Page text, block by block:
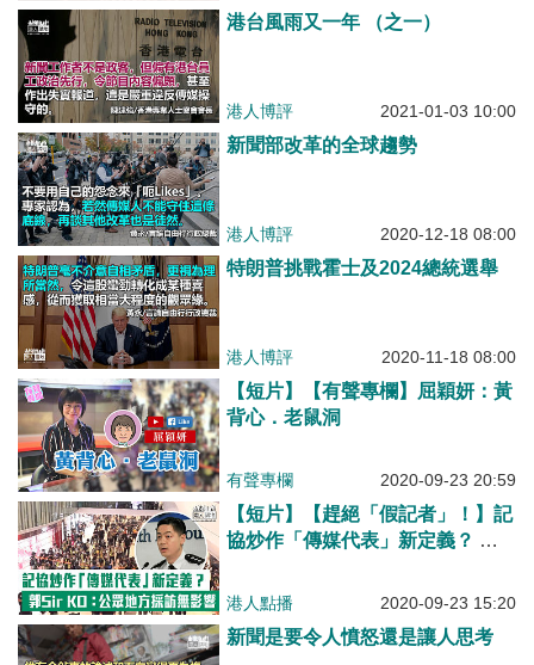
港台風雨又一年 （之一）
港人博評 2021-01-03 10:00
新聞部改革的全球趨勢
港人博評 2020-12-18 08:00
特朗普挑戰霍士及2024總統選舉
港人博評 2020-11-18 08:00
【短片】【有聲專欄】屈穎妍：黃
背心．老鼠洞
有聲專欄 2020-09-23 20:59
【短片】【趕絕「假記者」！】記
協炒作「傳媒代表」新定義？ 郭
港人點播 2020-09-23 15:20
新聞是要令人憤怒還是讓人思考